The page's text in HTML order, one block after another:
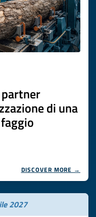
di una
DISCOVER MORE →
2027